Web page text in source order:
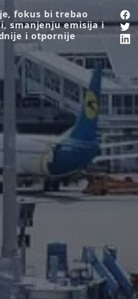
fokus bi trebao
smanjenju emisija i
i otpornije